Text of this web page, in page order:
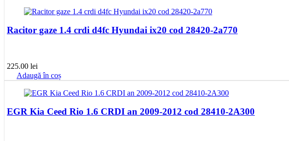
Racitor gaze 1.4 crdi d4fc Hyundai ix20 cod 28420-2a770
225.00 lei
Adaugă în coș
EGR Kia Ceed Rio 1.6 CRDI an 2009-2012 cod 28410-2A300